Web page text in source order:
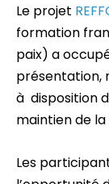
Le projet
formation
paix) a
présentation,
à disposition
maintien de
Les